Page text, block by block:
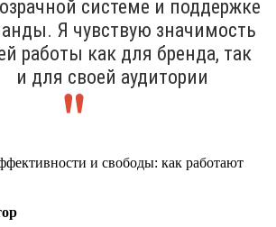
системе и поддержке
Я чувствую значимость
работы как для бренда, так
и для своей аудитории